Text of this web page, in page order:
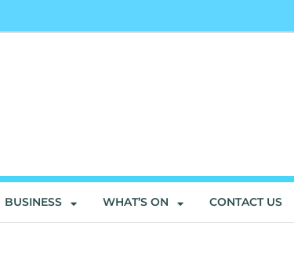
BUSINESS WHAT’S ON CONTACT US